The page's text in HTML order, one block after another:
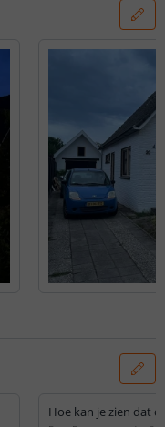
Hoe kan je zien dat